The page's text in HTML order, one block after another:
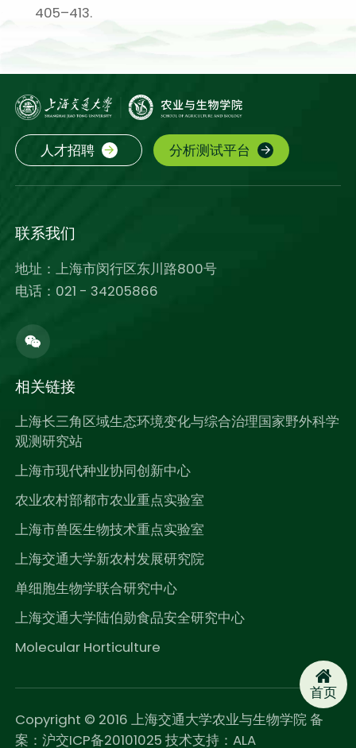
405–413.
人才招聘 分析测试平台
联系我们
地址：上海市闵行区东川路800号
电话：021 - 34205866
相关链接
上海长三角区域生态环境变化与综合治理国家野外科学
观测研究站
上海市现代种业协同创新中心
农业农村部都市农业重点实验室
上海市兽医生物技术重点实验室
上海交通大学新农村发展研究院
单细胞生物学联合研究中心
上海交通大学陆伯勋食品安全研究中心
Molecular Horticulture
Copyright © 2016 上海交通大学农业与生物学院 备
案：沪交ICP备20101025 技术支持：ALA
首页